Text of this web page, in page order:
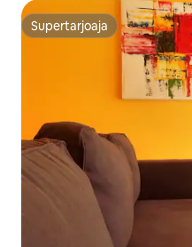
Supertarjoaja
Supertarjoaja